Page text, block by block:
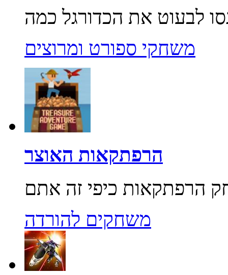
משחקי ספורט ומרוצים
הרפתקאות האוצר
משחקים להורדה